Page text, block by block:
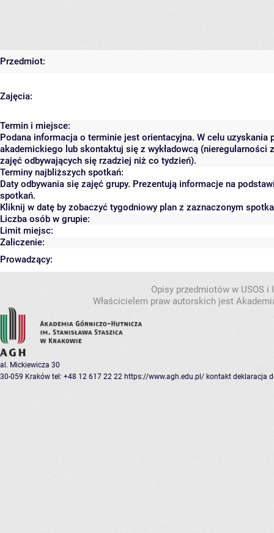
Przedmiot:
Zajęcia:
Termin i miejsce:
Podana informacja o terminie jest orientacyjna. W celu
akademickiego lub skontaktuj się z wykładowcą (nieregularności
zajęć odbywających się rzadziej niż co tydzień).
Terminy najbliższych spotkań:
Daty odbywania się zajęć grupy. Prezentują informacje na
spotkań.
Kliknij w datę by zobaczyć tygodniowy plan z zaznaczonym
Liczba osób w grupie:
Limit miejsc:
Zaliczenie:
Prowadzący:
Opisy przedmiotów w USOS
Właścicielem praw autorskich jest
al. Mickiewicza 30
30-059 Kraków tel: +48 12 617 22 22 https://www.agh.edu.pl/ kontakt deklaracja